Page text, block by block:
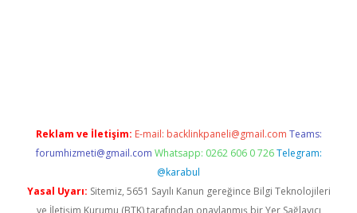
Reklam ve İletişim: E-mail: backlinkpaneli@gmail.com Teams:
forumhizmeti@gmail.com Whatsapp: 0262 606 0 726 Telegram:
@karabul
Yasal Uyarı: Sitemiz, 5651 Sayılı Kanun gereğince Bilgi Teknolojileri
ve İletişim Kurumu (BTK) tarafından onaylanmış bir Yer Sağlayıcı